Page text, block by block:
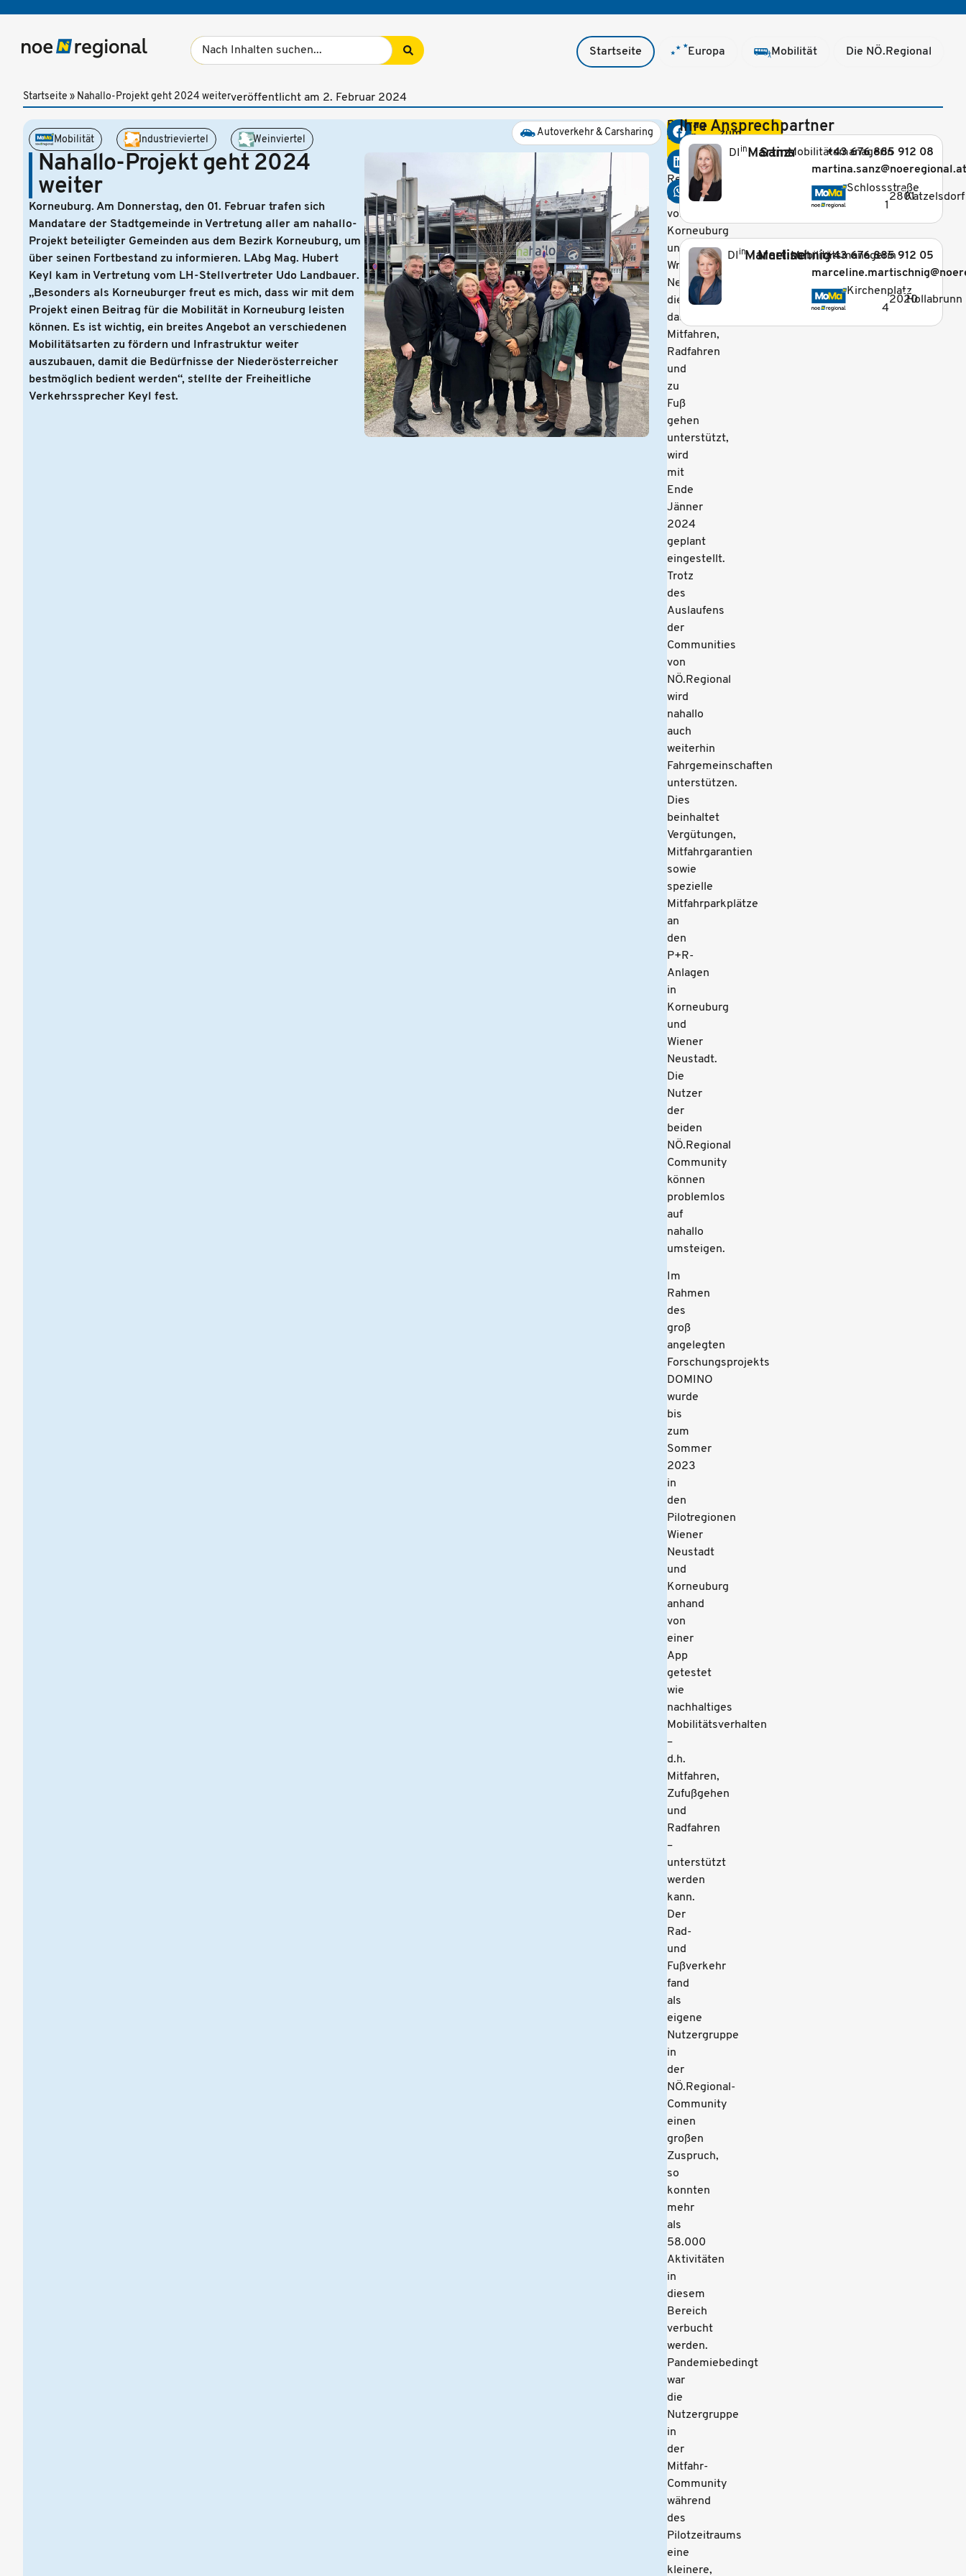
Startseite Europa Mobilität Die NÖ.Regional
Startseite » Nahallo-Projekt geht 2024 weiterveröffentlicht am 2. Februar 2024
Mobilität Industrieviertel Weinviertel Autoverkehr & Carsharing
Nahallo-Projekt geht 2024
weiter
Korneuburg. Am Donnerstag, den 01. Februar trafen sich
Mandatare der Stadtgemeinde in Vertretung aller am nahallo-
Projekt beteiligter Gemeinden aus dem Bezirk Korneuburg, um
über seinen Fortbestand zu informieren. LAbg Mag. Hubert
Keyl kam in Vertretung vom LH-Stellvertreter Udo Landbauer.
„Besonders als Korneuburger freut es mich, dass wir mit dem
Projekt einen Beitrag für die Mobilität in Korneuburg leisten
können. Es ist wichtig, ein breites Angebot an verschiedenen
Mobilitätsarten zu fördern und Infrastruktur weiter
auszubauen, damit die Bedürfnisse der Niederösterreicher
bestmöglich bedient werden“, stellte der Freiheitliche
Verkehrssprecher Keyl fest.
Die
NÖ.
Regional
Community
von
Korneuburg
und
Wr.
Neustadt,
die
das
Mitfahren,
Radfahren
und
zu
Fuß
gehen
unterstützt,
wird
mit
Ende
Jänner
2024
geplant
eingestellt.
Trotz
des
Auslaufens
der
Communities
von
NÖ.Regional
wird
nahallo
auch
weiterhin
Fahrgemeinschaften
unterstützen.
Dies
beinhaltet
Vergütungen,
Mitfahrgarantien
sowie
spezielle
Mitfahrparkplätze
an
den
P+R-
Anlagen
in
Korneuburg
und
Wiener
Neustadt.
Die
Nutzer
der
beiden
NÖ.Regional
Community
können
problemlos
auf
nahallo
umsteigen.
Im
Rahmen
des
groß
angelegten
Forschungsprojekts
DOMINO
wurde
bis
zum
Sommer
2023
in
den
Pilotregionen
Wiener
Neustadt
und
Korneuburg
anhand
von
einer
App
getestet
wie
nachhaltiges
Mobilitätsverhalten
–
d.h.
Mitfahren,
Zufußgehen
und
Radfahren
–
unterstützt
werden
kann.
Der
Rad-
und
Fußverkehr
fand
als
eigene
Nutzergruppe
in
der
NÖ.Regional-
Community
einen
großen
Zuspruch,
so
konnten
mehr
als
58.000
Aktivitäten
in
diesem
Bereich
verbucht
werden.
Pandemiebedingt
war
die
Nutzergruppe
in
der
Mitfahr-
Community
während
des
Pilotzeitraums
eine
kleinere,
zum
Pressecorner
Beitrag
teilen
Ihre Ansprechpartner
DIinMartina
SanzMobilitätsmanagerin
+43 676 885 912 08
martina.sanz@noeregional.at
Schlossstraße
1
2801
_
Katzelsdorf
DIinMarceline
Martischnig
Mobilitätsmanagerin
+43 676 885 912 05
Kirchenplatz
4
2020
_
Hollabrunn